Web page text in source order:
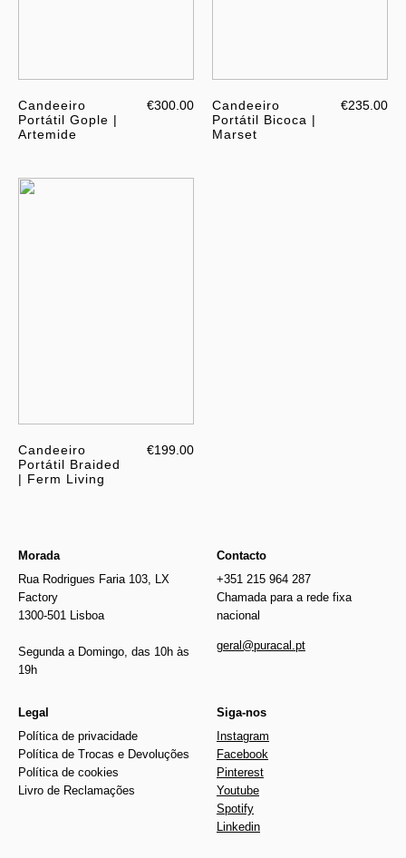
Candeeiro
Portátil Gople |
Artemide
€300.00
Candeeiro
Portátil Bicoca |
Marset
€235.00
Candeeiro
Portátil Braided
| Ferm Living
€199.00
Morada
Rua Rodrigues Faria 103, LX
Factory
1300-501 Lisboa
Segunda a Domingo, das 10h às
19h
Contacto
+351 215 964 287
Chamada para a rede fixa
nacional
geral@puracal.pt
Legal
Política de privacidade
Política de Trocas e Devoluções
Política de cookies
Livro de Reclamações
Siga-nos
Instagram
Facebook
Pinterest
Youtube
Spotify
Linkedin